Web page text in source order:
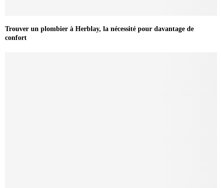
Trouver un plombier à Herblay, la nécessité pour davantage de
confort